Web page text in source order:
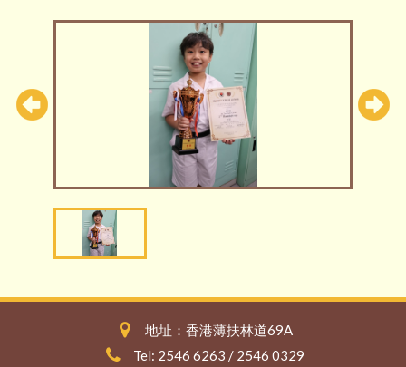
地址：香港薄扶林道69A
Tel: 2546 6263 / 2546 0329